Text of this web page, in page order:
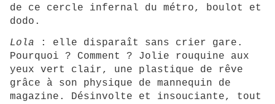
de ce cercle infernal du métro, boulot et
dodo.
Lola
: elle disparaît sans crier gare.
Pourquoi ? Comment ? Jolie rouquine aux
yeux vert clair, une plastique de rêve
grâce à son physique de mannequin de
magazine. Désinvolte et insouciante, tout